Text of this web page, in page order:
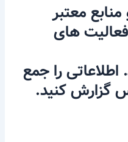
معتبر
های
را جمع
گزارش کنید.